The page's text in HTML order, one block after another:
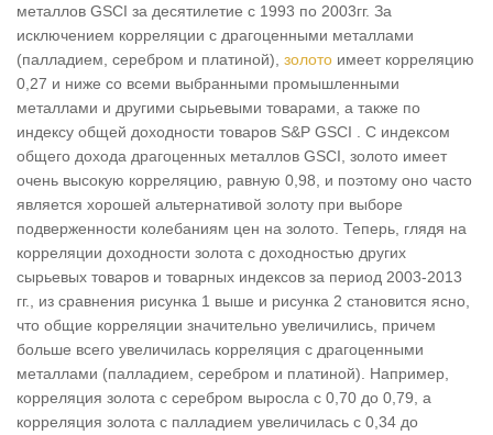
металлов GSCI за десятилетие с 1993 по 2003гг. За
исключением корреляции с драгоценными металлами
(палладием, серебром и платиной), золото имеет корреляцию
0,27 и ниже со всеми выбранными промышленными
металлами и другими сырьевыми товарами, а также по
индексу общей доходности товаров S&P GSCI . С индексом
общего дохода драгоценных металлов GSCI, золото имеет
очень высокую корреляцию, равную 0,98, и поэтому оно часто
является хорошей альтернативой золоту при выборе
подверженности колебаниям цен на золото. Теперь, глядя на
корреляции доходности золота с доходностью других
сырьевых товаров и товарных индексов за период 2003-2013
гг., из сравнения рисунка 1 выше и рисунка 2 становится ясно,
что общие корреляции значительно увеличились, причем
больше всего увеличилась корреляция с драгоценными
металлами (палладием, серебром и платиной). Например,
корреляция золота с серебром выросла с 0,70 до 0,79, а
корреляция золота с палладием увеличилась с 0,34 до